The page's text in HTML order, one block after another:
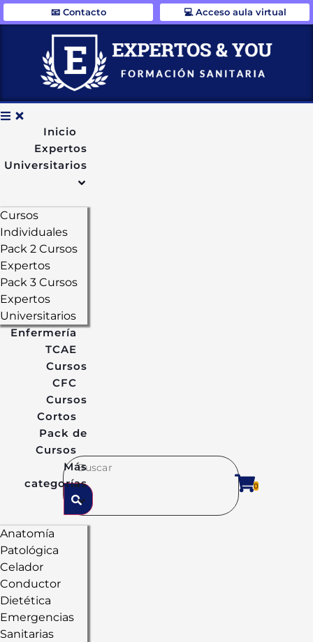
📧 Contacto 💻 Acceso aula virtual
Inicio
Expertos
Universitarios
Cursos
Individuales
Pack 2 Cursos
Expertos
Pack 3 Cursos
Expertos
Universitarios
Enfermería
TCAE
Cursos
CFC
Cursos
Cortos
Pack de
Cursos
Más
categorías
Anatomía
Patológica
Celador
Conductor
Dietética
Emergencias
Sanitarias
0